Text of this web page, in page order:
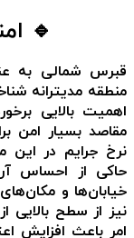
🔹
قبرس شمالی به
منطقه مدیترانه
اهمیت بالایی
مقاصد بسیار امن
نرخ جرایم در این
حاکی از احساس
خیابان‌ها و
نیز از سطح بالایی
امر باعث افزایش